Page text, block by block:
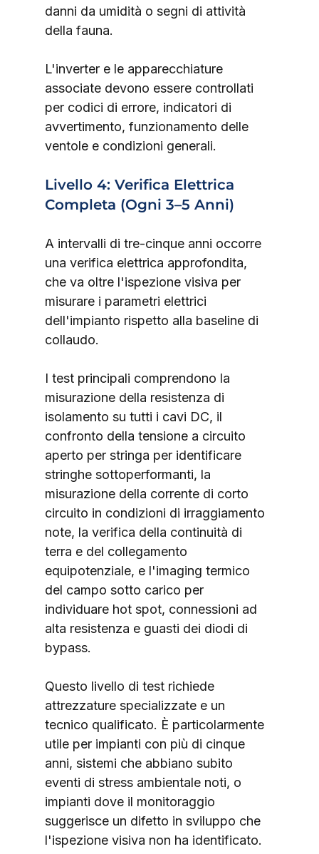
danni da umidità o segni di attività
della fauna.
L'inverter e le apparecchiature
associate devono essere controllati
per codici di errore, indicatori di
avvertimento, funzionamento delle
ventole e condizioni generali.
Livello 4: Verifica Elettrica
Completa (Ogni 3–5 Anni)
A intervalli di tre-cinque anni occorre
una verifica elettrica approfondita,
che va oltre l'ispezione visiva per
misurare i parametri elettrici
dell'impianto rispetto alla baseline di
collaudo.
I test principali comprendono la
misurazione della resistenza di
isolamento su tutti i cavi DC, il
confronto della tensione a circuito
aperto per stringa per identificare
stringhe sottoperformanti, la
misurazione della corrente di corto
circuito in condizioni di irraggiamento
note, la verifica della continuità di
terra e del collegamento
equipotenziale, e l'imaging termico
del campo sotto carico per
individuare hot spot, connessioni ad
alta resistenza e guasti dei diodi di
bypass.
Questo livello di test richiede
attrezzature specializzate e un
tecnico qualificato. È particolarmente
utile per impianti con più di cinque
anni, sistemi che abbiano subito
eventi di stress ambientale noti, o
impianti dove il monitoraggio
suggerisce un difetto in sviluppo che
l'ispezione visiva non ha identificato.